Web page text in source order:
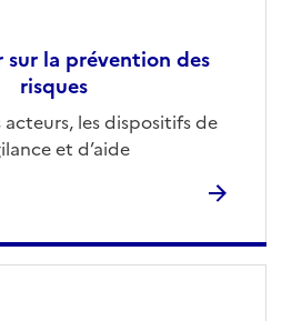
sur la prévention des
risques
les dispositifs de
et d’aide